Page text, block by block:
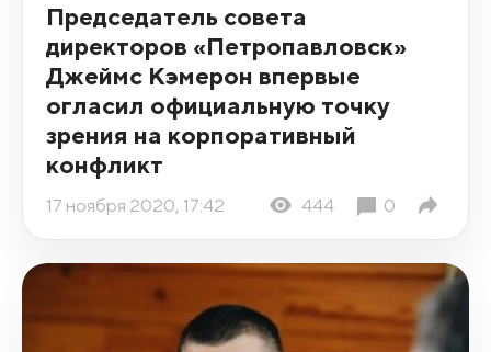
Председатель совета
директоров «Петропавловск»
Джеймс Кэмерон впервые
огласил официальную точку
зрения на корпоративный
конфликт
17 ноября 2020, 17:42 444 0